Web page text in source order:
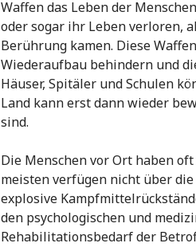
Waffen das Leben der
oder sogar ihr Leben verloren,
Berührung kamen. Diese
Wiederaufbau behindern und
Häuser, Spitäler und Schulen
Land kann erst dann wieder
sind.
Die Menschen vor Ort haben
meisten verfügen nicht über
explosive
den psychologischen und
Rehabilitationsbedarf der